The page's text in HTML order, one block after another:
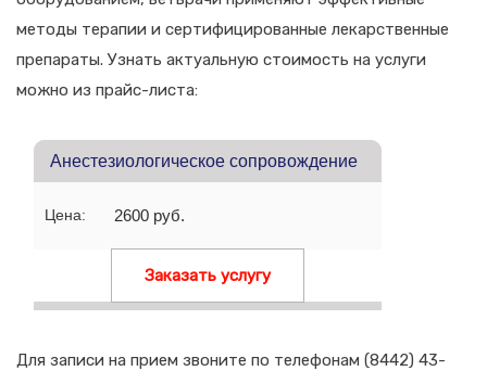
методы терапии и сертифицированные лекарственные
препараты. Узнать актуальную стоимость на услуги
можно из прайс-листа:
Анестезиологическое сопровождение
Цена: 2600 руб.
Заказать услугу
Для записи на прием звоните по телефонам (8442) 43-